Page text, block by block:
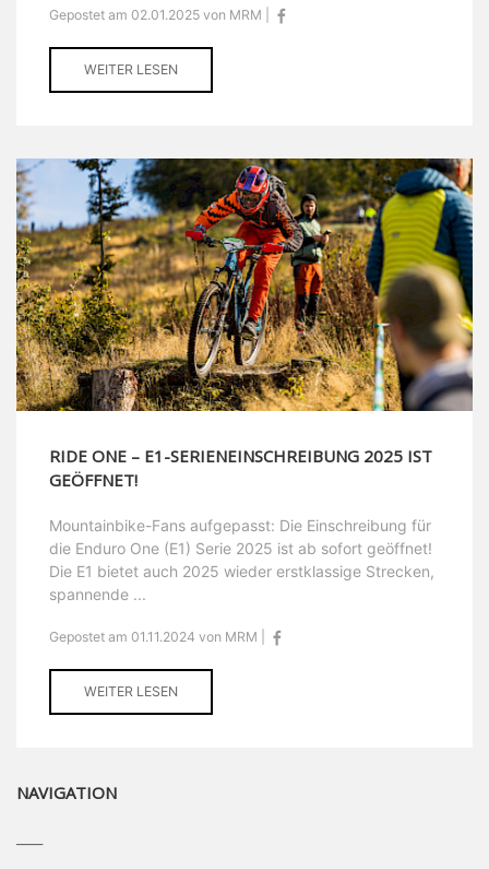
Gepostet am 02.01.2025 von MRM |
WEITER LESEN
RIDE ONE – E1-SERIENEINSCHREIBUNG 2025 IST
GEÖFFNET!
Mountainbike-Fans aufgepasst: Die Einschreibung für
die Enduro One (E1) Serie 2025 ist ab sofort geöffnet!
Die E1 bietet auch 2025 wieder erstklassige Strecken,
spannende ...
Gepostet am 01.11.2024 von MRM |
WEITER LESEN
NAVIGATION